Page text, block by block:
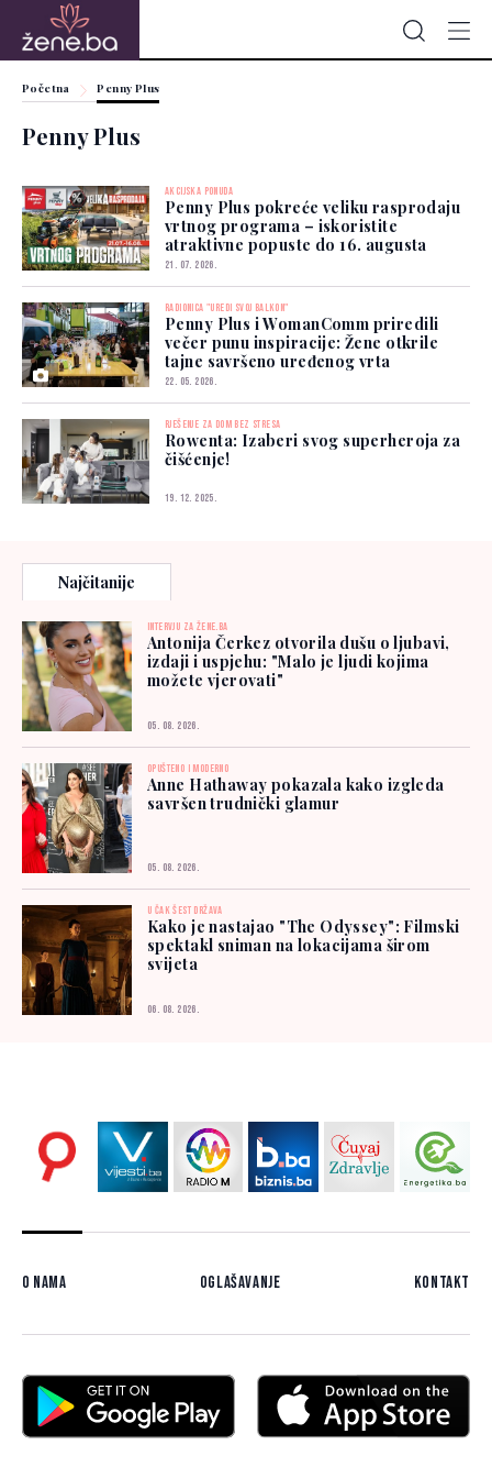
Početna Penny Plus
Penny Plus
AKCIJSKA PONUDA
Penny Plus pokreće veliku rasprodaju
vrtnog programa – iskoristite
atraktivne popuste do 16. augusta
21. 07. 2026.
RADIONICA "UREDI SVOJ BALKON"
Penny Plus i WomanComm priredili
večer punu inspiracije: Žene otkrile
tajne savršeno uređenog vrta
22. 05. 2026.
RJEŠENJE ZA DOM BEZ STRESA
Rowenta: Izaberi svog superheroja za
čišćenje!
19. 12. 2025.
Najčitanije
INTERVJU ZA ŽENE.BA
Antonija Čerkez otvorila dušu o ljubavi,
izdaji i uspjehu: "Malo je ljudi kojima
možete vjerovati"
05. 08. 2026.
OPUŠTENO I MODERNO
Anne Hathaway pokazala kako izgleda
savršen trudnički glamur
05. 08. 2026.
U ČAK ŠEST DRŽAVA
Kako je nastajao "The Odyssey": Filmski
spektakl sniman na lokacijama širom
svijeta
06. 08. 2026.
O nama Oglašavanje Kontakt